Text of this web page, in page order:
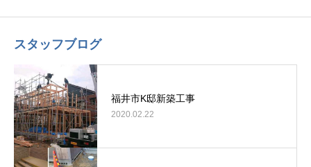
スタッフブログ
福井市K邸新築工事
2020.02.22